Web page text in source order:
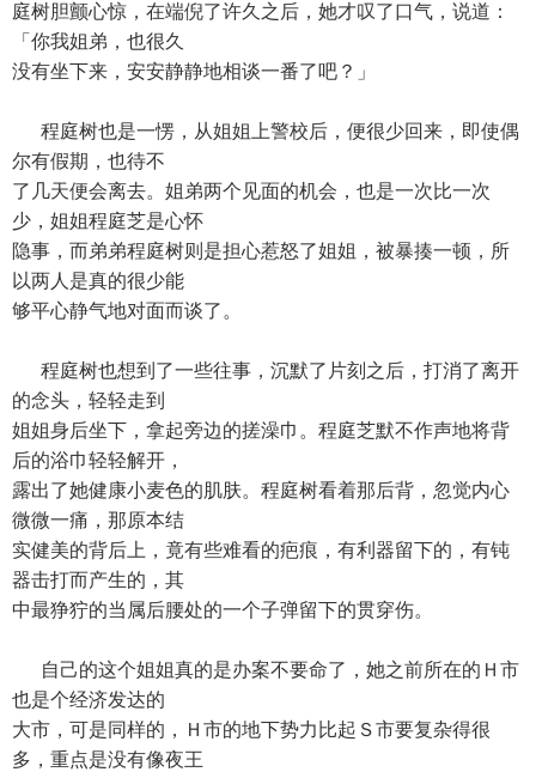
庭树胆颤心惊，在端倪了许久之后，她才叹了口气，说道：
「你我姐弟，也很久
没有坐下来，安安静静地相谈一番了吧？」
程庭树也是一愣，从姐姐上警校后，便很少回来，即使偶
尔有假期，也待不
了几天便会离去。姐弟两个见面的机会，也是一次比一次
少，姐姐程庭芝是心怀
隐事，而弟弟程庭树则是担心惹怒了姐姐，被暴揍一顿，所
以两人是真的很少能
够平心静气地对面而谈了。
程庭树也想到了一些往事，沉默了片刻之后，打消了离开
的念头，轻轻走到
姐姐身后坐下，拿起旁边的搓澡巾。程庭芝默不作声地将背
后的浴巾轻轻解开，
露出了她健康小麦色的肌肤。程庭树看着那后背，忽觉内心
微微一痛，那原本结
实健美的背后上，竟有些难看的疤痕，有利器留下的，有钝
器击打而产生的，其
中最狰狞的当属后腰处的一个子弹留下的贯穿伤。
自己的这个姐姐真的是办案不要命了，她之前所在的Ｈ市
也是个经济发达的
大市，可是同样的，Ｈ市的地下势力比起Ｓ市要复杂得很
多，重点是没有像夜王